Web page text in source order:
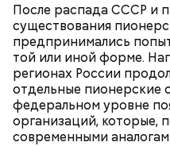
После распада СССР и
существования
предпринимались
той или иной форме.
регионах России
отдельные пионерские
федеральном уровне
организаций, которые,
современными
с сахарным диабетом;
лишним весом.